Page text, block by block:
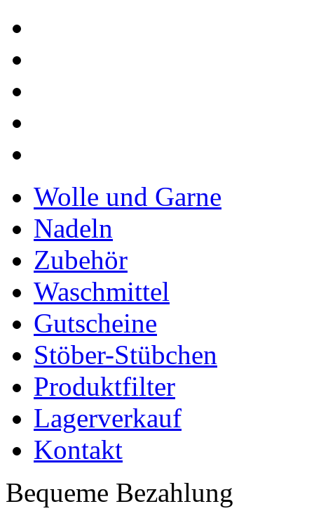
Wolle und Garne
Nadeln
Zubehör
Waschmittel
Gutscheine
Stöber-Stübchen
Produktfilter
Lagerverkauf
Kontakt
Bequeme Bezahlung